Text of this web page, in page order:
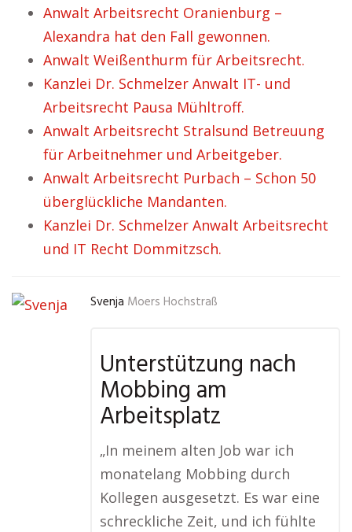
Anwalt Arbeitsrecht Oranienburg –
Alexandra hat den Fall gewonnen.
Anwalt Weißenthurm für Arbeitsrecht.
Kanzlei Dr. Schmelzer Anwalt IT- und
Arbeitsrecht Pausa Mühltroff.
Anwalt Arbeitsrecht Stralsund Betreuung
für Arbeitnehmer und Arbeitgeber.
Anwalt Arbeitsrecht Purbach – Schon 50
überglückliche Mandanten.
Kanzlei Dr. Schmelzer Anwalt Arbeitsrecht
und IT Recht Dommitzsch.
Svenja Moers Hochstraß
Unterstützung nach
Mobbing am
Arbeitsplatz
„In meinem alten Job war ich
monatelang Mobbing durch
Kollegen ausgesetzt. Es war eine
schreckliche Zeit, und ich fühlte